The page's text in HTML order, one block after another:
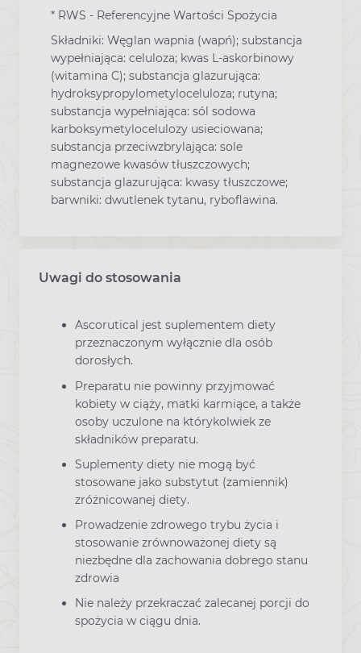
* RWS - Referencyjne Wartości Spożycia
Składniki: Węglan wapnia (wapń); substancja
wypełniająca: celuloza; kwas L-askorbinowy
(witamina C); substancja glazurująca:
hydroksypropylometyloceluloza; rutyna;
substancja wypełniająca: sól sodowa
karboksymetylocelulozy usieciowana;
substancja przeciwzbrylająca: sole
magnezowe kwasów tłuszczowych;
substancja glazurująca: kwasy tłuszczowe;
barwniki: dwutlenek tytanu, ryboflawina.
Uwagi do stosowania
Ascorutical jest suplementem diety
przeznaczonym wyłącznie dla osób
dorosłych.
Preparatu nie powinny przyjmować
kobiety w ciąży, matki karmiące, a także
osoby uczulone na którykolwiek ze
składników preparatu.
Suplementy diety nie mogą być
stosowane jako substytut (zamiennik)
zróżnicowanej diety.
Prowadzenie zdrowego trybu życia i
stosowanie zrównoważonej diety są
niezbędne dla zachowania dobrego stanu
zdrowia
Nie należy przekraczać zalecanej porcji do
spożycia w ciągu dnia.